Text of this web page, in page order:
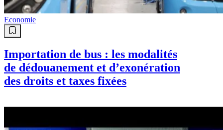
Economie
Importation de bus : les modalités
de dédouanement et d’exonération
des droits et taxes fixées